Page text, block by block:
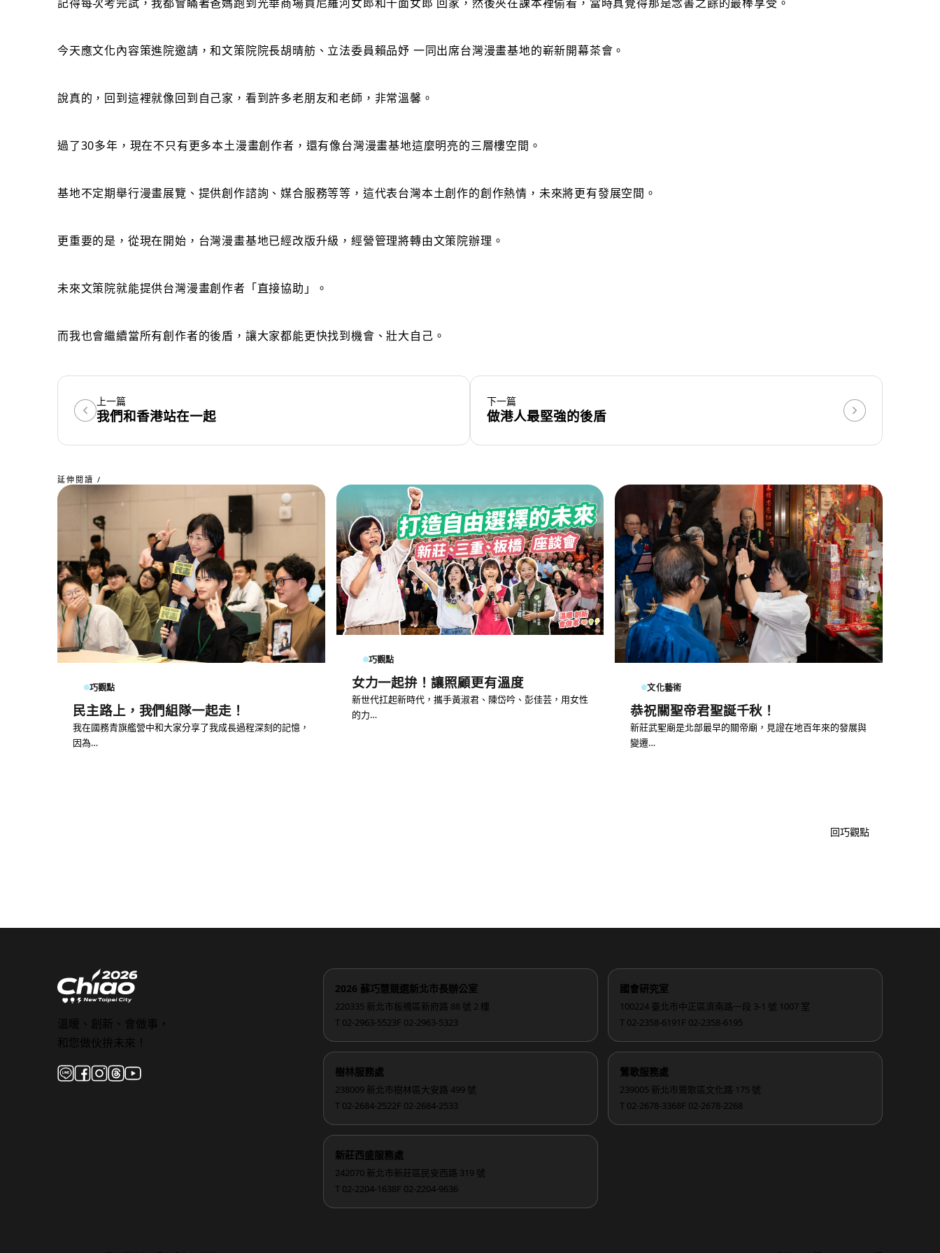
今天應文化內容策進院邀請，和文策院院長胡晴舫、立法委員賴品妤 一同出席台灣漫畫基地的嶄新開幕茶會。
說真的，回到這裡就像回到自己家，看到許多老朋友和老師，非常溫馨。
過了30多年，現在不只有更多本土漫畫創作者，還有像台灣漫畫基地這麼明亮的三層樓空間。
基地不定期舉行漫畫展覽、提供創作諮詢、媒合服務等等，這代表台灣本土創作的創作熱情，未來將更有發展空間。
更重要的是，從現在開始，台灣漫畫基地已經改版升級，經營管理將轉由文策院辦理。
未來文策院就能提供台灣漫畫創作者「直接協助」。
而我也會繼續當所有創作者的後盾，讓大家都能更快找到機會、壯大自己。
上一篇
我們和香港站在一起
下一篇
做港人最堅強的後盾
延伸閱讀 /
巧觀點
民主路上，我們組隊一起走！
我在國務青旗艦營中和大家分享了我成長過程深刻的記憶，
因為…
巧觀點
女力一起拚！讓照顧更有溫度
新世代扛起新時代，攜手黃淑君、陳岱吟、彭佳芸，用女性
的力…
文化藝術
恭祝關聖帝君聖誕千秋！
新莊武聖廟是北部最早的關帝廟，見證在地百年來的發展與
變遷…
回巧觀點
溫暖、創新、會做事，
和您做伙拚未來！
2026 蘇巧慧競選新北市長辦公室
220335 新北市板橋區新府路 88 號 2 樓
T 02-2963-5523F 02-2963-5323
國會研究室
100224 臺北市中正區濟南路一段 3-1 號 1007 室
T 02-2358-6191 F 02-2358-6195
樹林服務處
238009 新北市樹林區大安路 499 號
T 02-2684-2522F 02-2684-2533
鶯歌服務處
239005 新北市鶯歌區文化路 175 號
T 02-2678-3368F 02-2678-2268
新莊西盛服務處
242070 新北市新莊區民安西路 319 號
T 02-2204-1638F 02-2204-9636